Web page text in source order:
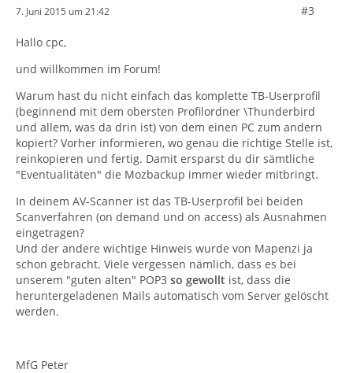
7. Juni 2015 um 21:42 #3
Hallo cpc,
und willkommen im Forum!
Warum hast du nicht einfach das komplette TB-Userprofil
(beginnend mit dem obersten Profilordner \Thunderbird
und allem, was da drin ist) von dem einen PC zum andern
kopiert? Vorher informieren, wo genau die richtige Stelle ist,
reinkopieren und fertig. Damit ersparst du dir sämtliche
"Eventualitäten" die Mozbackup immer wieder mitbringt.
In deinem AV-Scanner ist das TB-Userprofil bei beiden
Scanverfahren (on demand und on access) als Ausnahmen
eingetragen?
Und der andere wichtige Hinweis wurde von Mapenzi ja
schon gebracht. Viele vergessen nämlich, dass es bei
unserem "guten alten" POP3 so gewollt ist, dass die
heruntergeladenen Mails automatisch vom Server gelöscht
werden.
MfG Peter